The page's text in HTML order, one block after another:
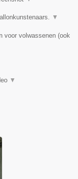
▼
voor volwassenen (ook
▼